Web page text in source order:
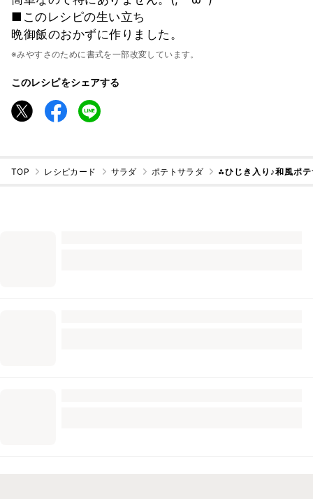
■このレシピの生い立ち
晩御飯のおかずに作りました。
※みやすさのために書式を一部改変しています。
このレシピをシェアする
TOP レシピカード サラダ ポテトサラダ ⁂ひじき入り♪和風ポ